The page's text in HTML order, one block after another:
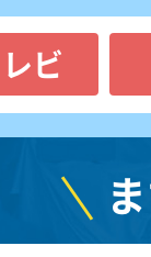
ビ